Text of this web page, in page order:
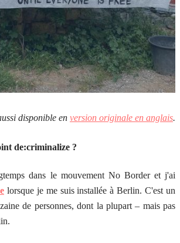
disponible en version originale en anglais.
de:criminalize ?
dans le mouvement No Border et j'ai
lorsque je me suis installée à Berlin. C'est un
de personnes, dont la plupart – mais pas